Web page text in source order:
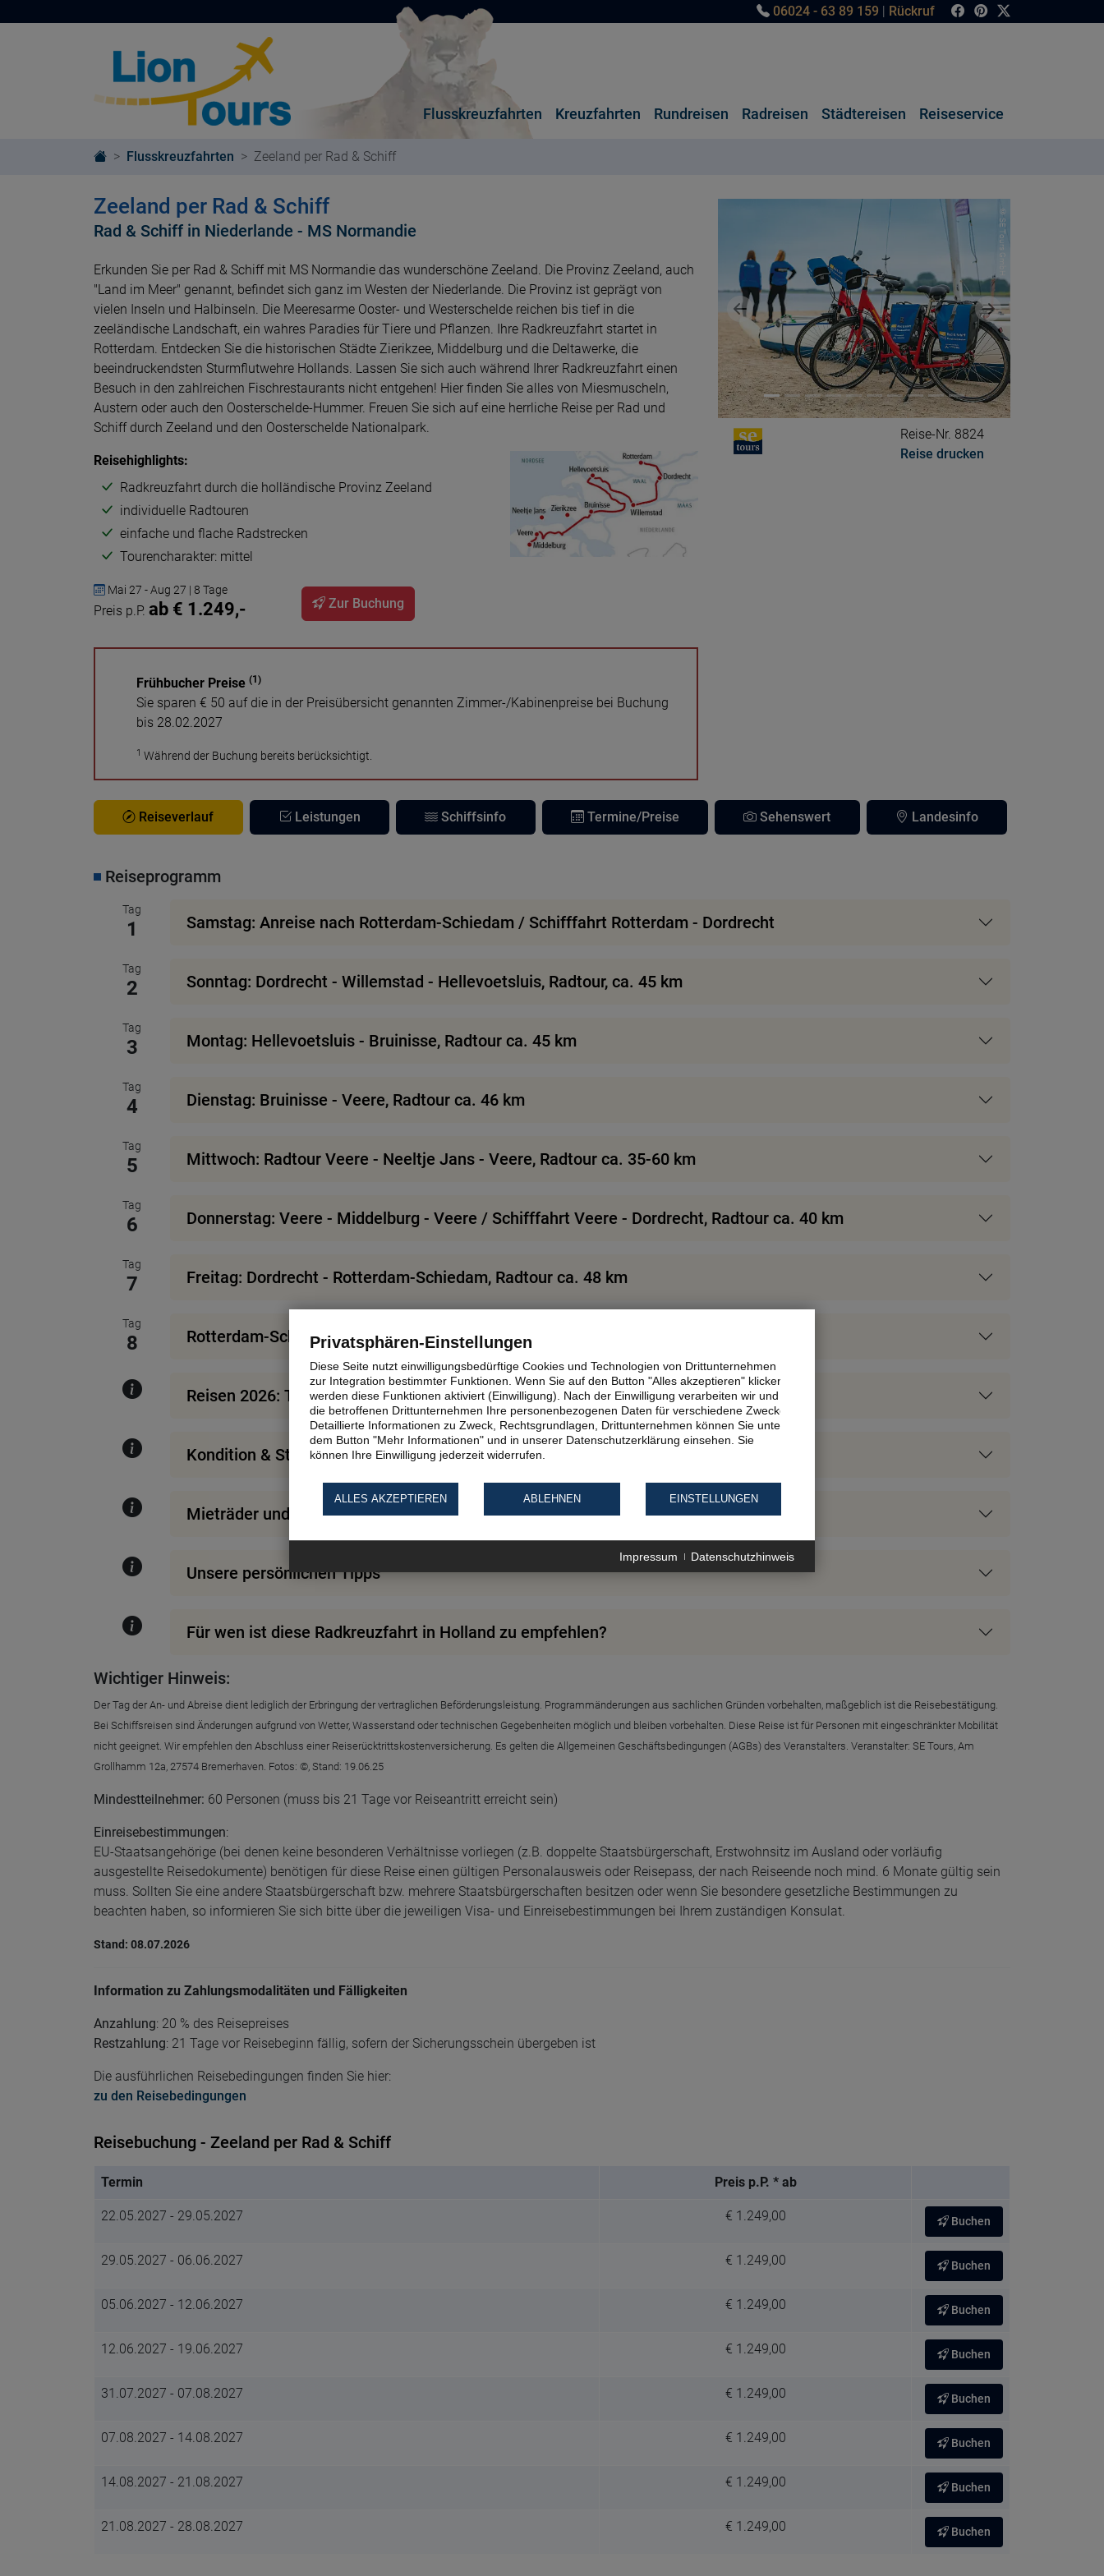
06024 - 63 89 159 | Rückruf
Flusskreuzfahrten Kreuzfahrten Rundreisen Radreisen Städtereisen Reiseservice
Flusskreuzfahrten Zeeland per Rad & Schiff
Zeeland per Rad & Schiff
Rad & Schiff in Niederlande - MS Normandie © SE Tours GmbH
Vorheriges Bild Nächstes Bild
Reise-Nr. 8824
Reise drucken
Erkunden Sie per Rad & Schiff mit MS Normandie das wunderschöne Zeeland. Die Provinz Zeeland, auch
"Land im Meer" genannt, befindet sich ganz im Westen der Niederlande. Die Provinz ist geprägt von
vielen Inseln und Halbinseln. Die Meeresarme Ooster- und Westerschelde reichen bis tief in die
zeeländische Landschaft, ein wahres Paradies für Tiere und Pflanzen. Ihre Radkreuzfahrt startet in
Rotterdam. Entdecken Sie die historischen Städte Zierikzee, Middelburg und die Deltawerke, die
beeindruckendsten Sturmflutwehre Hollands. Lassen Sie sich auch während Ihrer Radkreuzfahrt einen
Besuch in den zahlreichen Fischrestaurants nicht entgehen! Hier finden Sie alles von Miesmuscheln,
Austern oder auch den Oosterschelde-Hummer. Freuen Sie sich auf eine herrliche Reise per Rad und
Schiff durch Zeeland und den Oosterschelde Nationalpark.
Reisehighlights:
Radkreuzfahrt durch die holländische Provinz Zeeland
individuelle Radtouren
einfache und flache Radstrecken
Tourencharakter: mittel
Mai 27 - Aug 27 | 8 Tage
Preis p.P. ab € 1.249,- Zur Buchung
Frühbucher Preise (1)
Sie sparen € 50 auf die in der Preisübersicht genannten Zimmer-/Kabinenpreise bei Buchung
bis 28.02.2027
1 Während der Buchung bereits berücksichtigt.
Reiseverlauf Leistungen Schiffsinfo Termine/Preise Sehenswert Landesinfo
Reiseprogramm
Tag
1 Samstag: Anreise nach Rotterdam-Schiedam / Schifffahrt Rotterdam - Dordrecht
Tag
2 Sonntag: Dordrecht - Willemstad - Hellevoetsluis, Radtour, ca. 45 km
Tag
3 Montag: Hellevoetsluis - Bruinisse, Radtour ca. 45 km
Tag
4 Dienstag: Bruinisse - Veere, Radtour ca. 46 km
Tag
5 Mittwoch: Radtour Veere - Neeltje Jans - Veere, Radtour ca. 35-60 km
Tag
6 Donnerstag: Veere - Middelburg - Veere / Schifffahrt Veere - Dordrecht, Radtour ca. 40 km
Tag
7 Freitag: Dordrecht - Rotterdam-Schiedam, Radtour ca. 48 km
Tag
8 Rotterdam-Schiedam
Reisen 2026: Treibstoffzuschlag
Kondition & Streckeninformation:
Mieträder und Mitnahme eigener Räder
Unsere persönlichen Tipps
Für wen ist diese Radkreuzfahrt in Holland zu empfehlen?
Wichtiger Hinweis:
Der Tag der An- und Abreise dient lediglich der Erbringung der vertraglichen Beförderungsleistung. Programmänderungen aus sachlichen Gründen vorbehalten, maßgeblich ist die Reisebestätigung.
Bei Schiffsreisen sind Änderungen aufgrund von Wetter, Wasserstand oder technischen Gegebenheiten möglich und bleiben vorbehalten. Diese Reise ist für Personen mit eingeschränkter Mobilität
nicht geeignet. Wir empfehlen den Abschluss einer Reiserücktrittskostenversicherung. Es gelten die Allgemeinen Geschäftsbedingungen (AGBs) des Veranstalters. Veranstalter: SE Tours, Am
Grollhamm 12a, 27574 Bremerhaven. Fotos: ©, Stand: 19.06.25
Mindestteilnehmer: 60 Personen (muss bis 21 Tage vor Reiseantritt erreicht sein)
Einreisebestimmungen:
EU-Staatsangehörige (bei denen keine besonderen Verhältnisse vorliegen (z.B. doppelte Staatsbürgerschaft, Erstwohnsitz im Ausland oder vorläufig
ausgestellte Reisedokumente) benötigen für diese Reise einen gültigen Personalausweis oder Reisepass, der nach Reiseende noch mind. 6 Monate gültig sein
muss. Sollten Sie eine andere Staatsbürgerschaft bzw. mehrere Staatsbürgerschaften besitzen oder wenn Sie besondere gesetzliche Bestimmungen zu
beachten haben, so informieren Sie sich bitte über die jeweiligen Visa- und Einreisebestimmungen bei Ihrem zuständigen Konsulat.
Stand: 08.07.2026
Information zu Zahlungsmodalitäten und Fälligkeiten
Anzahlung: 20 % des Reisepreises
Restzahlung: 21 Tage vor Reisebeginn fällig, sofern der Sicherungsschein übergeben ist
Die ausführlichen Reisebedingungen finden Sie hier:
zu den Reisebedingungen
Reisebuchung - Zeeland per Rad & Schiff
Termin Preis p.P. * ab
22.05.2027 - 29.05.2027 € 1.249,00 Buchen
29.05.2027 - 06.06.2027 € 1.249,00 Buchen
05.06.2027 - 12.06.2027 € 1.249,00 Buchen
12.06.2027 - 19.06.2027 € 1.249,00 Buchen
31.07.2027 - 07.08.2027 € 1.249,00 Buchen
07.08.2027 - 14.08.2027 € 1.249,00 Buchen
14.08.2027 - 21.08.2027 € 1.249,00 Buchen
21.08.2027 - 28.08.2027 € 1.249,00 Buchen
Privatsphären-Einstellungen
Diese Seite nutzt einwilligungsbedürftige Cookies und Technologien von Drittunternehmen
zur Integration bestimmter Funktionen. Wenn Sie auf den Button "Alles akzeptieren" klicken,
werden diese Funktionen aktiviert (Einwilligung). Nach der Einwilligung verarbeiten wir und
die betroffenen Drittunternehmen Ihre personenbezogenen Daten für verschiedene Zwecke.
Detaillierte Informationen zu Zweck, Rechtsgrundlagen, Drittunternehmen können Sie unter
dem Button "Mehr Informationen" und in unserer Datenschutzerklärung einsehen. Sie
können Ihre Einwilligung jederzeit widerrufen.
ALLES AKZEPTIEREN ABLEHNEN EINSTELLUNGEN
Impressum Datenschutzhinweis